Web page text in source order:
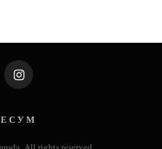
Instagram
С У М